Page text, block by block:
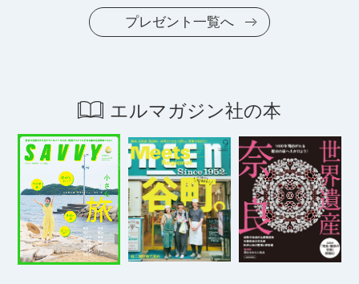
プレゼント一覧へ
エルマガジン社の本